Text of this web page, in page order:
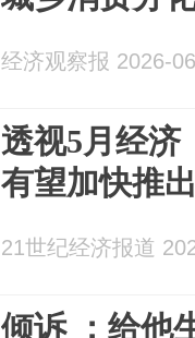
经济观察报 2026-
透视5月经济
有望加快推
21世纪经济报道
倾诉 ：给他